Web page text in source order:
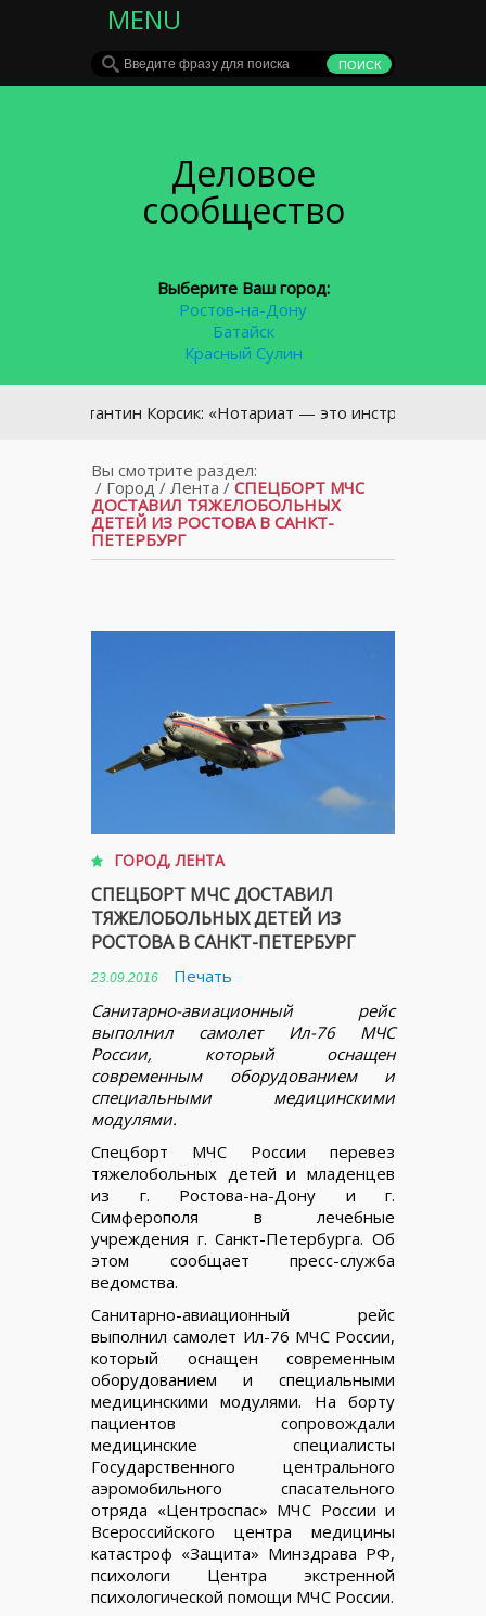
MENU
Деловое
сообщество
Выберите Ваш город:
Ростов-на-Дону
Батайск
Красный Сулин
Корсик: «Нотариат — это инструмент
Вы смотрите раздел:
/ Город/ Лента / СПЕЦБОРТ МЧС
ДОСТАВИЛ ТЯЖЕЛОБОЛЬНЫХ
ДЕТЕЙ ИЗ РОСТОВА В САНКТ-
ПЕТЕРБУРГ
ГОРОД,ЛЕНТА
СПЕЦБОРТ МЧС ДОСТАВИЛ
ТЯЖЕЛОБОЛЬНЫХ ДЕТЕЙ ИЗ
РОСТОВА В САНКТ-ПЕТЕРБУРГ
23.09.2016
Печать
Санитарно-авиационный рейс
выполнил самолет Ил-76 МЧС
России, который оснащен
современным оборудованием и
специальными медицинскими
модулями.
Спецборт МЧС России перевез
тяжелобольных детей и младенцев
из г. Ростова-на-Дону и г.
Симферополя в лечебные
учреждения г. Санкт-Петербурга. Об
этом сообщает пресс-служба
ведомства.
Санитарно-авиационный рейс
выполнил самолет Ил-76 МЧС России,
который оснащен современным
оборудованием и специальными
медицинскими модулями. На борту
пациентов сопровождали
медицинские специалисты
Государственного центрального
аэромобильного спасательного
отряда «Центроспас» МЧС России и
Всероссийского центра медицины
катастроф «Защита» Минздрава РФ,
психологи Центра экстренной
психологической помощи МЧС России.